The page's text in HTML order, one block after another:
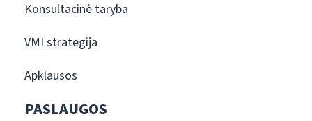
Konsultacinė taryba
VMI strategija
Apklausos
PASLAUGOS